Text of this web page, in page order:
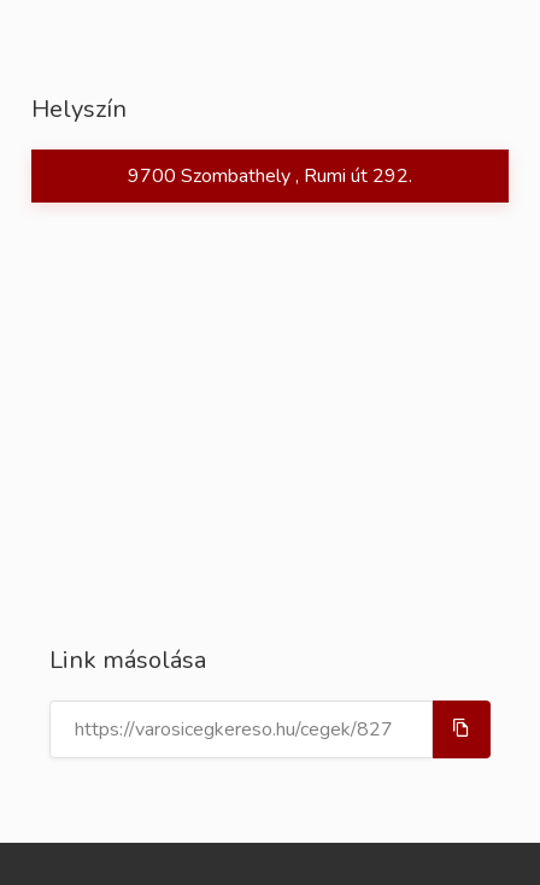
Helyszín
9700 Szombathely , Rumi út 292.
Link másolása